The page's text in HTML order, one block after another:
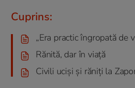
Cuprins:
„Era practic îngropată de
Rănită, dar în viață
Civili uciși și răniți la